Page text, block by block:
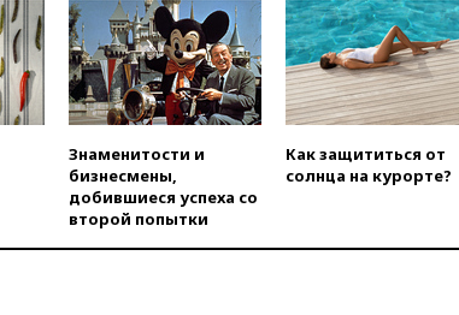
вчера, 22:49Минпромторг:
банкротство «Кванта» не
означает прекращения
производства телевизоров в
РФ
вчера, 22:35
вагонов сошли с рельсов в
Оренбургской области
выросли нефтегазовые
Знаменитости и
бизнесмены,
добившиеся успеха со
второй попытки
Как защититься от
солнца на курорте?